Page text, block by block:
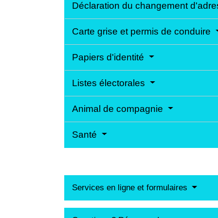
Déclaration du changement
Carte grise et permis de conduire
Papiers d'identité
Listes électorales
Animal de compagnie
Santé
Services en ligne et formulaires